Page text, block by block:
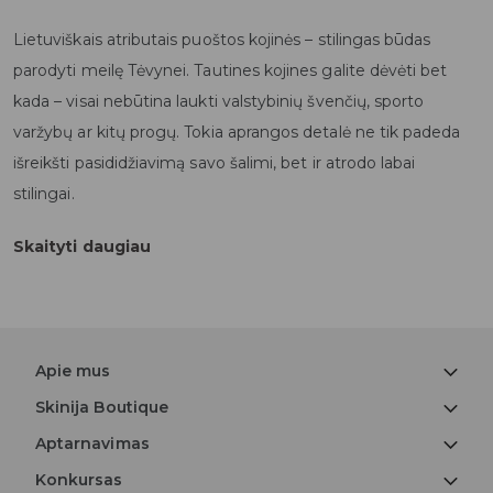
Lietuviškais atributais puoštos kojinės – stilingas būdas
parodyti meilę Tėvynei. Tautines kojines galite dėvėti bet
kada – visai nebūtina laukti valstybinių švenčių, sporto
varžybų ar kitų progų. Tokia aprangos detalė ne tik padeda
išreikšti pasididžiavimą savo šalimi, bet ir atrodo labai
stilingai.
Skaityti daugiau
Apie mus
Skinija Boutique
Aptarnavimas
Konkursas